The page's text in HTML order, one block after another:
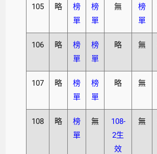
105 略
榜
單
榜
單
無
榜
單
106 略
榜
單
榜
單
略 無
107 略
榜
單
榜
單
略 無
108 略
榜
單
無
108-
2生
效
無